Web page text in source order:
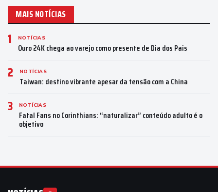
MAIS NOTÍCIAS
1 NOTÍCIAS
Ouro 24K chega ao varejo como presente de Dia dos Pais
2 NOTÍCIAS
Taiwan: destino vibrante apesar da tensão com a China
3 NOTÍCIAS
Fatal Fans no Corinthians: “naturalizar” conteúdo adulto é o
objetivo